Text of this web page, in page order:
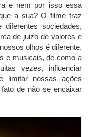
e nem por isso essa
a sua? O filme traz
sociedades,
de juizo de valores e
olhos é diferente.
e musicais, de como a
vezes, influenciar
limitar nossas ações
de não se encaixar